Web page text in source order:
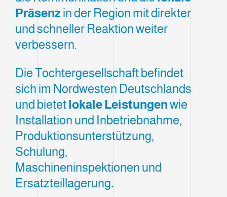
Präsenz in der Region mit direkter
und schneller Reaktion weiter
verbessern.
Die Tochtergesellschaft befindet
sich im Nordwesten Deutschlands
und bietetlokale Leistungenwie
Installation und Inbetriebnahme,
Produktionsunterstützung,
Schulung,
Maschineninspektionen und
Ersatzteillagerung.